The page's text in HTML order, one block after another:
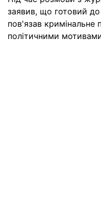
заявив, що готовий
пов'язав кримінальне
політичними